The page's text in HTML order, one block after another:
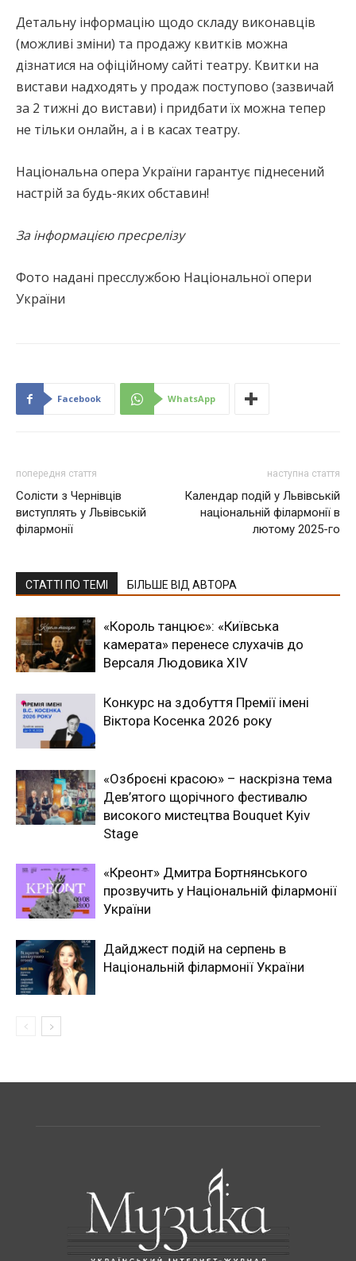
Детальну інформацію щодо складу виконавців
(можливі зміни) та продажу квитків можна
дізнатися на офіційному сайті театру. Квитки на
вистави надходять у продаж поступово (зазвичай
за 2 тижні до вистави) і придбати їх можна тепер
не тільки онлайн, а і в касах театру.
Національна опера України гарантує піднесений
настрій за будь-яких обставин!
За інформацією пресрелізу
Фото надані пресслужбою Національної опери
України
Facebook WhatsApp
попередня стаття
Cолісти з Чернівців
виступлять у Львівській
філармонії
наступна стаття
Календар подій у Львівській
національній філармонії в
лютому 2025-го
СТАТТІ ПО ТЕМІ БІЛЬШЕ ВІД АВТОРА
«Король танцює»: «Київська
камерата» перенесе слухачів до
Версаля Людовика XIV
Конкурс на здобуття Премії імені
Віктора Косенка 2026 року
«Озброєні красою» – наскрізна тема
Дев’ятого щорічного фестивалю
високого мистецтва Bouquet Kyiv
Stage
«Креонт» Дмитра Бортнянського
прозвучить у Національній філармонії
України
Дайджест подій на серпень в
Національній філармонії України